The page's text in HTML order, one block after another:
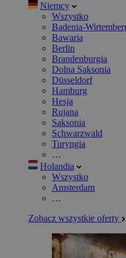
Niemcy
Wszystko
Badenia-
Bawaria
Berlin
Brandenburgia
Dolna Saksonia
Düsseldorf
Hamburg
Hesja
Rujana
Saksonia
Schwarzwald
Turyngia
…
Holandia
Wszystko
Amsterdam
…
Zobacz wszystkie oferty